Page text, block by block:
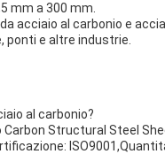
mm a 300 mm.
acciaio al carbonio e
ponti e altre industrie.
al carbonio?
Structural Steel